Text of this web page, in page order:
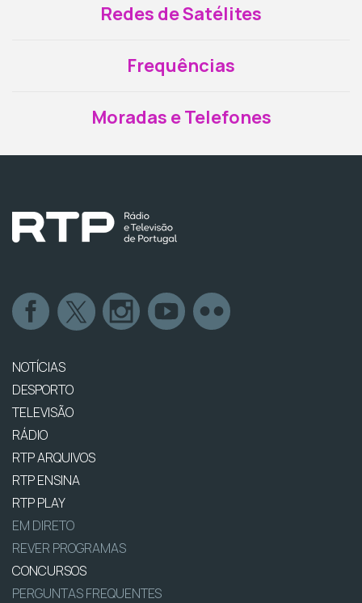
Redes de Satélites
Frequências
Moradas e Telefones
NOTÍCIAS
DESPORTO
TELEVISÃO
RÁDIO
RTP ARQUIVOS
RTP ENSINA
RTP PLAY
EM DIRETO
REVER PROGRAMAS
CONCURSOS
PERGUNTAS FREQUENTES